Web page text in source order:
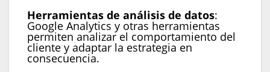
Herramientas de análisis de datos:
Google Analytics y otras herramientas
permiten analizar el comportamiento del
cliente y adaptar la estrategia en
consecuencia.